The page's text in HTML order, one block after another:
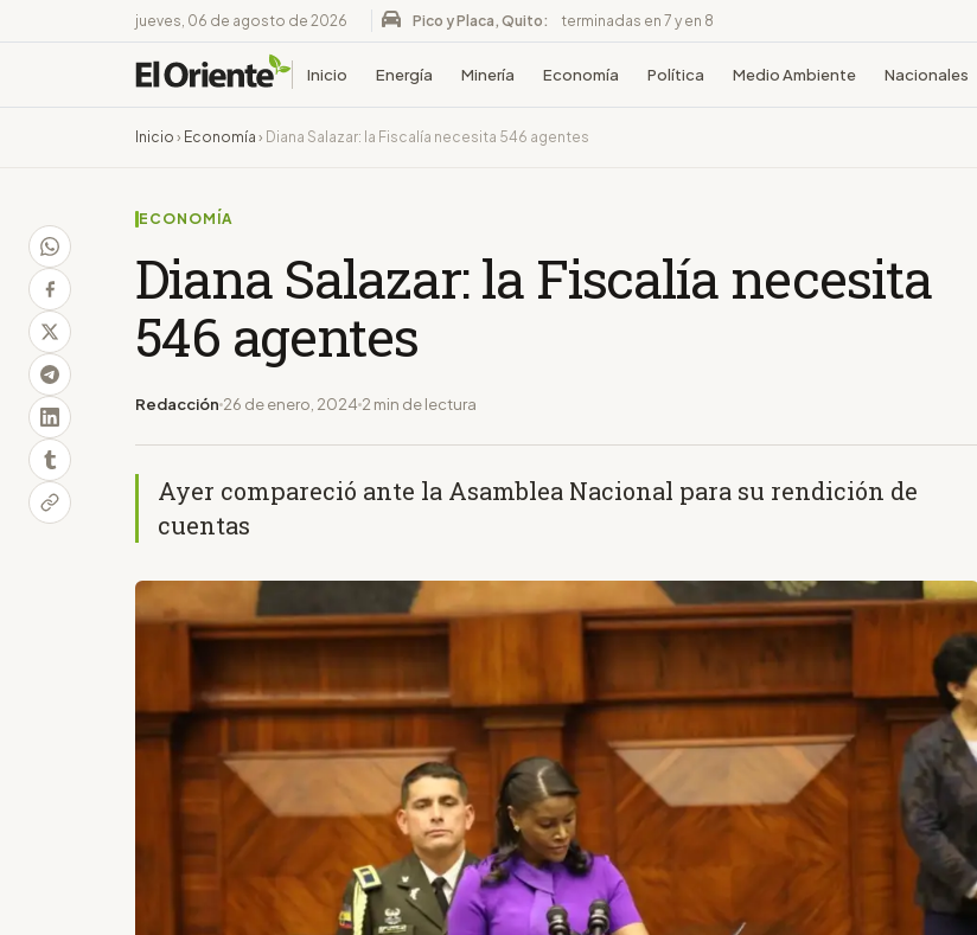
jueves, 06 de agosto de 2026 Pico y Placa, Quito: terminadas en 7 y en 8
Inicio Energía Minería Economía Política Medio Ambiente Nacionales
Inicio › Economía › Diana Salazar: la Fiscalía necesita 546 agentes
ECONOMÍA
Diana Salazar: la Fiscalía necesita
546 agentes
Redacción 26 de enero, 2024 2 min de lectura
Ayer compareció ante la Asamblea Nacional para su rendición de
cuentas